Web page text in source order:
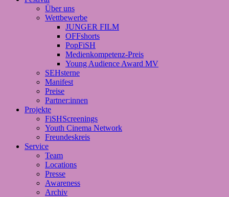
Über uns
Wettbewerbe
JUNGER FILM
OFFshorts
PopFiSH
Medienkompetenz-Preis
Young Audience Award MV
SEHsterne
Manifest
Preise
Partner:innen
Projekte
FiSHScreenings
Youth Cinema Network
Freundeskreis
Service
Team
Locations
Presse
Awareness
Archiv